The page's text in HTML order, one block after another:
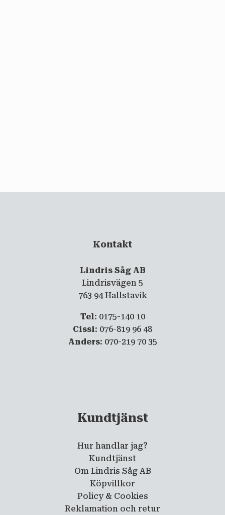
Kontakt
Lindris Såg AB
Lindrisvägen 5
763 94 Hallstavik
Tel: 0175-140 10
Cissi: 076-819 96 48
Anders: 070-219 70 35
Kundtjänst
Hur handlar jag?
Kundtjänst
Om Lindris Såg AB
Köpvillkor
Policy & Cookies
Reklamation och retur